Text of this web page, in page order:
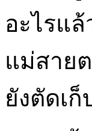
อะไรแ
แม่สาย
ยังตัดเ